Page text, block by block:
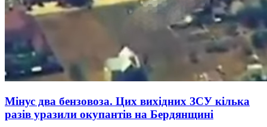
Мінус два бензовоза. Цих вихідних ЗСУ кілька
разів уразили окупантів на Бердянщині